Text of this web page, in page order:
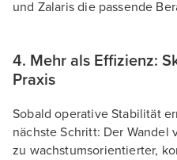
und Zalaris die passende
4. Mehr als Effizienz:
Praxis
Sobald operative Stabilität
nächste Schritt: Der Wandel
zu wachstumsorientierter,